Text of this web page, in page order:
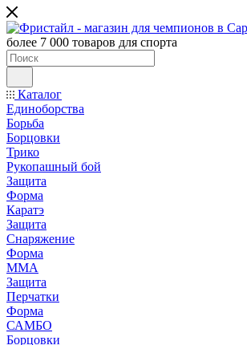
более 7 000 товаров для спорта
Каталог
Единоборства
Борьба
Борцовки
Трико
Рукопашный бой
Защита
Форма
Каратэ
Защита
Снаряжение
Форма
ММА
Защита
Перчатки
Форма
САМБО
Борцовки